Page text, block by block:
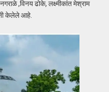
,विनय ढोके, लक्ष्मीकांत मेश्राम
केलेले आहे.